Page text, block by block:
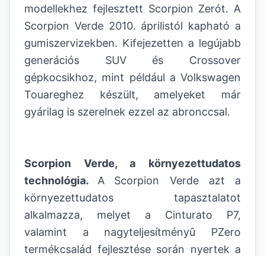
modellekhez fejlesztett Scorpion Zerót. A
Scorpion Verde 2010. áprilistól kapható a
gumiszervizekben. Kifejezetten a legújabb
generációs SUV és Crossover
gépkocsikhoz, mint például a Volkswagen
Touareghez készült, amelyeket már
gyárilag is szerelnek ezzel az abronccsal.
Scorpion Verde, a környezettudatos
technológia. A
Scorpion Verde azt a
környezettudatos tapasztalatot
alkalmazza, melyet a Cinturato P7,
valamint a nagyteljesítményû PZero
termékcsalád fejlesztése során nyertek a